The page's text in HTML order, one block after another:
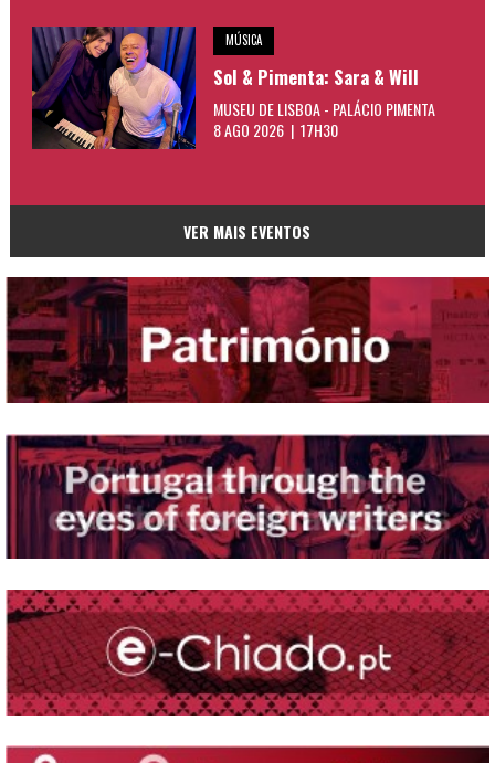
MÚSICA
Sol & Pimenta: Sara & Will
MUSEU DE LISBOA - PALÁCIO PIMENTA
8 AGO 2026 | 17H30
VER MAIS EVENTOS